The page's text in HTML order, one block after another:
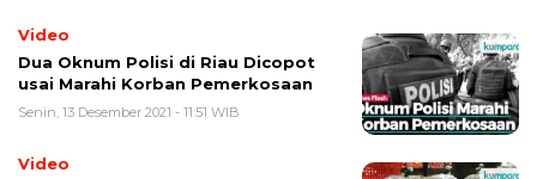
Video
Dua Oknum Polisi di Riau Dicopot
usai Marahi Korban Pemerkosaan
Senin, 13 Desember 2021 - 11:51 WIB
Video